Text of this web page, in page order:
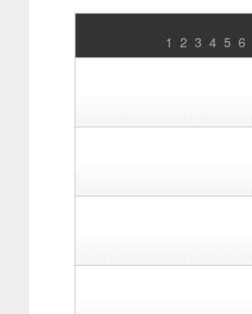
1 2 3 4 5 6